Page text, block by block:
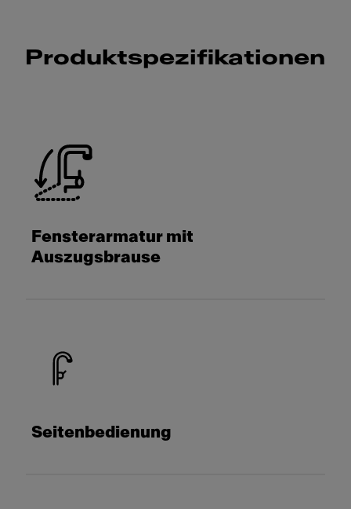
Produktspezifikationen
Fensterarmatur mit
Auszugsbrause
Seitenbedienung